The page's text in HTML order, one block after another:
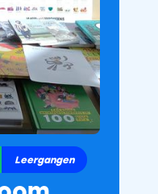
Leergangen